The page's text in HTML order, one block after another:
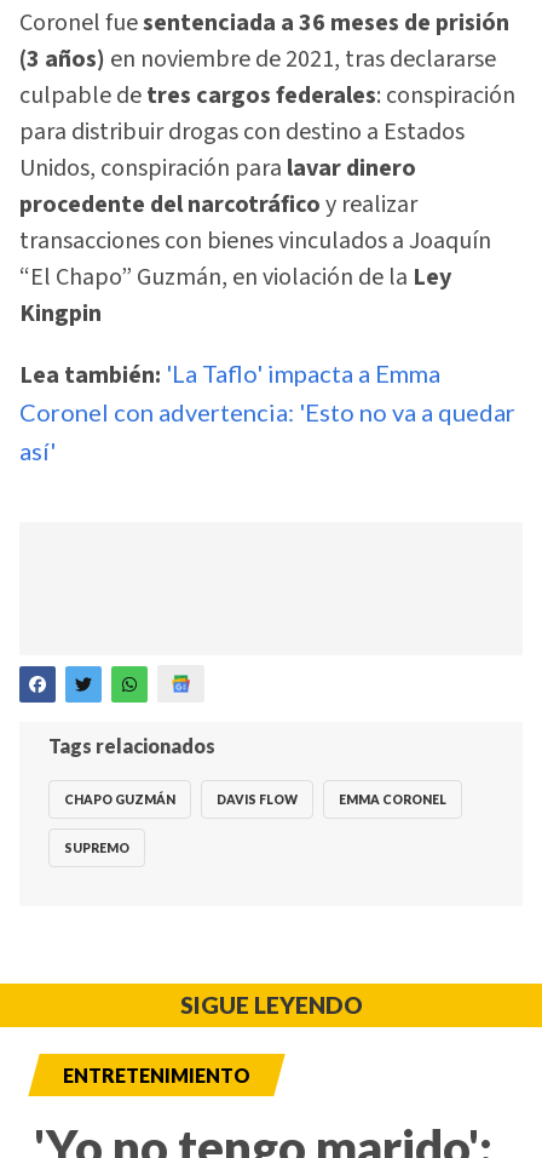
Coronel fuesentenciada a 36 meses de prisión
(3 años) en noviembre de 2021, tras declararse
culpable detres cargos federales: conspiración
para distribuir drogas con destino a Estados
Unidos, conspiración para lavar dinero
procedente del narcotráficoy realizar
transacciones con bienes vinculados a Joaquín
“El Chapo” Guzmán, en violación de la Ley
Kingpin
Lea también: 'La Taflo' impacta a Emma
Coronel con advertencia: 'Esto no va a quedar
así'
Tags relacionados
CHAPO GUZMÁN DAVIS FLOW EMMA CORONEL
SUPREMO
SIGUE LEYENDO
ENTRETENIMIENTO